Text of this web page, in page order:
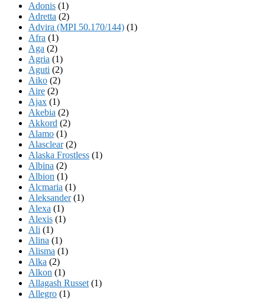
Adonis (1)
Adretta (2)
Advira (MPI 50.170/144) (1)
Afra (1)
Aga (2)
Agria (1)
Aguti (2)
Aiko (2)
Aire (2)
Ajax (1)
Akebia (2)
Akkord (2)
Alamo (1)
Alasclear(2)
Alaska Frostless (1)
Albina (2)
Albion (1)
Alcmaria (1)
Aleksander(1)
Alexa (1)
Alexis (1)
Ali (1)
Alina (1)
Alisma (1)
Alka (2)
Alkon (1)
Allagash Russet (1)
Allegro (1)